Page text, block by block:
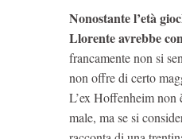
Nonostante l’età
Llorente avrebbe
francamente non si
non offre di certo
L’ex Hoffenheim non
male, ma se si